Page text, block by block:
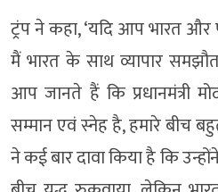
ट्रंप ने कहा, ‘यदि आप भारत और
मैं भारत के साथ व्यापार
आप जानते हैं कि प्रधानमंत्री
सम्मान एवं स्नेह है, हमारे बीच
ने कई बार दावा किया है कि